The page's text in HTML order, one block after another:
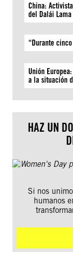
China:
del Dalái
“Durante
Unión
a la situación
HAZ UN
Si nos
humanos